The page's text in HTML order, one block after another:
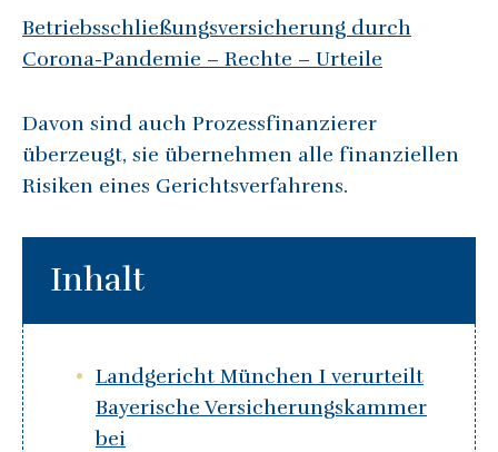
Betriebsschließungsversicherung durch
Corona-Pandemie – Rechte – Urteile
Davon sind auch Prozessfinanzierer
überzeugt, sie übernehmen alle finanziellen
Risiken eines Gerichtsverfahrens.
Inhalt
Landgericht München I verurteilt
Bayerische Versicherungskammer
bei